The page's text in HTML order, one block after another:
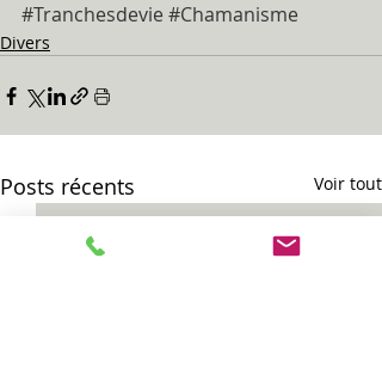
#Tranchesdevie #Chamanisme
Divers
Posts récents Voir tout